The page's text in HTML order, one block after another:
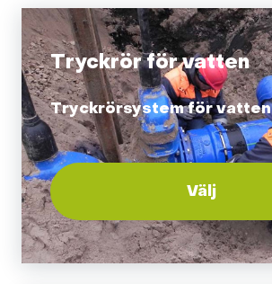
Tryckrör för vatten
Tryckrörsystem för vatten
Välj